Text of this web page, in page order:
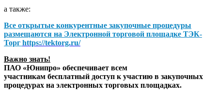
а также:
Все открытые конкурентные закупочные процедуры
размещаются на Электронной торговой площадке ТЭК-
Торг https://tektorg.ru/
Важно знать!
ПАО «Юнипро» обеспечивает всем
участникам бесплатный доступ к участию в закупочных
процедурах на электронных торговых площадках.